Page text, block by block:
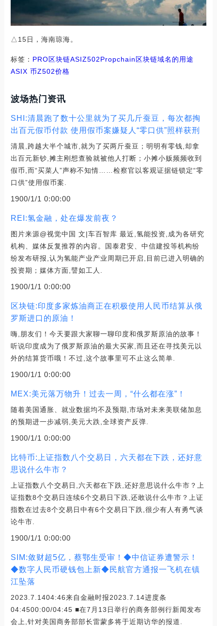
△15日，海南琼海。
标签： PRO区块链ASIZ502Propchain 区块链域名的用途
ASIX 币Z502价格
波场热门资讯
SHI:清晨跑了数十公里就为了买几斤蚕豆，每次都掏
出百元假币付款 使用假币案嫌疑人“零口供”照样获刑
清晨,跨越大半个城市,就为了买两斤蚕豆；明明有零钱,却拿
出百元新钞,摊主刚想查验就被他人打断；小摊小贩频频收到
假币,而“买菜人”声称不知情……检察官以客观证据链锁定“零
口供”使用假币案.
1900/1/1 0:00:00
REI:氢金融，处在爆发前夜？
图片来源@视觉中国 文|车百智库 最近,氢能投资,成为各研究
机构、媒体反复推荐的内容。国泰君安、中信建投等机构纷
纷发布研报,认为氢能产业产业周期已开启,目前已进入明确的
投资期；媒体方面,譬如工人.
1900/1/1 0:00:00
区块链:印度多家炼油商正在积极使用人民币结算从俄
罗斯进口的原油！
嗨,朋友们！今天要跟大家聊一聊印度和俄罗斯原油的故事！
听说印度成为了俄罗斯原油的最大买家,而且还在寻找美元以
外的结算货币哦！不过,这个故事里可不止这么简单.
1900/1/1 0:00:00
MEX:美元落万物升！过去一周，“什么都在涨”！
随着美国通胀、就业数据均不及预期,市场对未来美联储加息
的预期进一步减弱,美元大跌,全球资产反弹.
1900/1/1 0:00:00
比特币:上证指数八个交易日，六天都在下跌，还好意
思说什么牛市？
上证指数八个交易日,六天都在下跌,还好意思说什么牛市？上
证指数8个交易日连续6个交易日下跌,还敢说什么牛市？上证
指数在过去8个交易日中有6个交易日下跌,很少有人有勇气谈
论牛市.
1900/1/1 0:00:00
SIM:敛财超5亿，蔡鄂生受审！◆中信证券遭警示！
◆数字人民币硬钱包上新◆民航官方通报一飞机在镇
江坠落
2023.7.1404:46来自金融时报2023.7.14进度条
04:4500:00/04:45 ■在7月13日举行的商务部例行新闻发布
会上,针对美国商务部部长雷蒙多将于近期访华的报道.